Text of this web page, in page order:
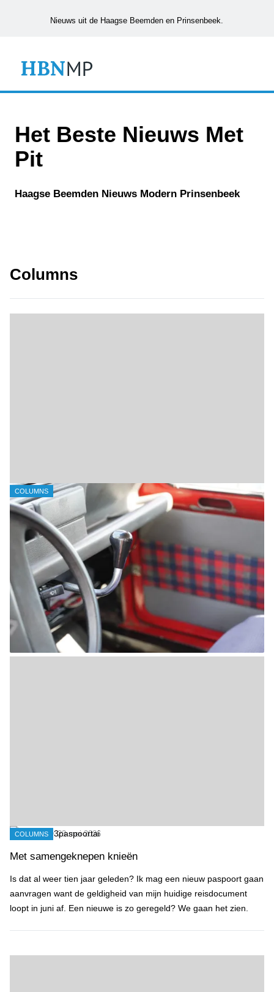
Nieuws uit de Haagse Beemden en Prinsenbeek.
Het Beste Nieuws Met
Pit
Haagse Beemden Nieuws Modern Prinsenbeek
Columns
COLUMNS 25 juni 2026
Hittestress
Een overweldigende hittedeken wordt over ons doorgaans zo
koude kikkerlandje gelegd. Ik denk ik terug aan de laatste
carnaval. Wat heerste er toen, amper een paar maanden
geleden, een felle koude. Berekoud was het. Nu worden we
getrakteerd op getalswaarden die in de buurt van onze
lichaamstemperatuur komen.
COLUMNS 23 mei 2026
Met samengeknepen knieën
Is dat al weer tien jaar geleden? Ik mag een nieuw paspoort gaan
aanvragen want de geldigheid van mijn huidige reisdocument
loopt in juni af. Een nieuwe is zo geregeld? We gaan het zien.